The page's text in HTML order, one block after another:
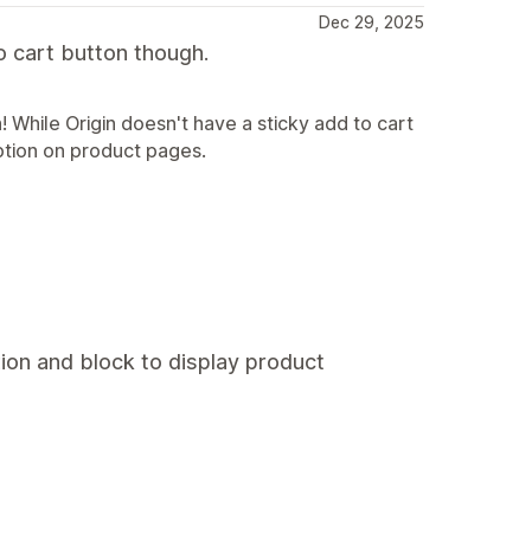
Dec 29, 2025
cart button though.
Origin doesn't have a sticky add to cart
on product pages.
and block to display product